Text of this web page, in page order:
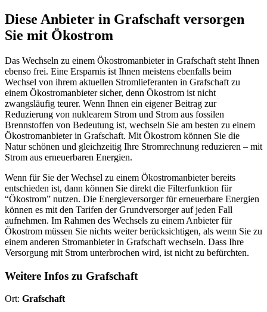
Diese Anbieter in Grafschaft versorgen
Sie mit Ökostrom
Das Wechseln zu einem Ökostromanbieter in Grafschaft steht Ihnen
ebenso frei. Eine Ersparnis ist Ihnen meistens ebenfalls beim
Wechsel von ihrem aktuellen Stromlieferanten in Grafschaft zu
einem Ökostromanbieter sicher, denn Ökostrom ist nicht
zwangsläufig teurer. Wenn Ihnen ein eigener Beitrag zur
Reduzierung von nuklearem Strom und Strom aus fossilen
Brennstoffen von Bedeutung ist, wechseln Sie am besten zu einem
Ökostromanbieter in Grafschaft. Mit Ökostrom können Sie die
Natur schönen und gleichzeitig Ihre Stromrechnung reduzieren – mit
Strom aus erneuerbaren Energien.
Wenn für Sie der Wechsel zu einem Ökostromanbieter bereits
entschieden ist, dann können Sie direkt die Filterfunktion für
“Ökostrom” nutzen. Die Energieversorger für erneuerbare Energien
können es mit den Tarifen der Grundversorger auf jeden Fall
aufnehmen. Im Rahmen des Wechsels zu einem Anbieter für
Ökostrom müssen Sie nichts weiter berücksichtigen, als wenn Sie zu
einem anderen Stromanbieter in Grafschaft wechseln. Dass Ihre
Versorgung mit Strom unterbrochen wird, ist nicht zu befürchten.
Weitere Infos zu Grafschaft
Ort: Grafschaft